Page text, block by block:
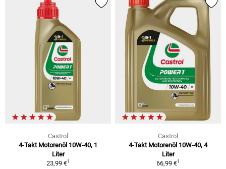
Castrol
4-Takt Motorenöl 10W-40, 1
Liter
23,99 €1
Castrol
4-Takt Motorenöl 10W-40, 4
Liter
66,99 €1